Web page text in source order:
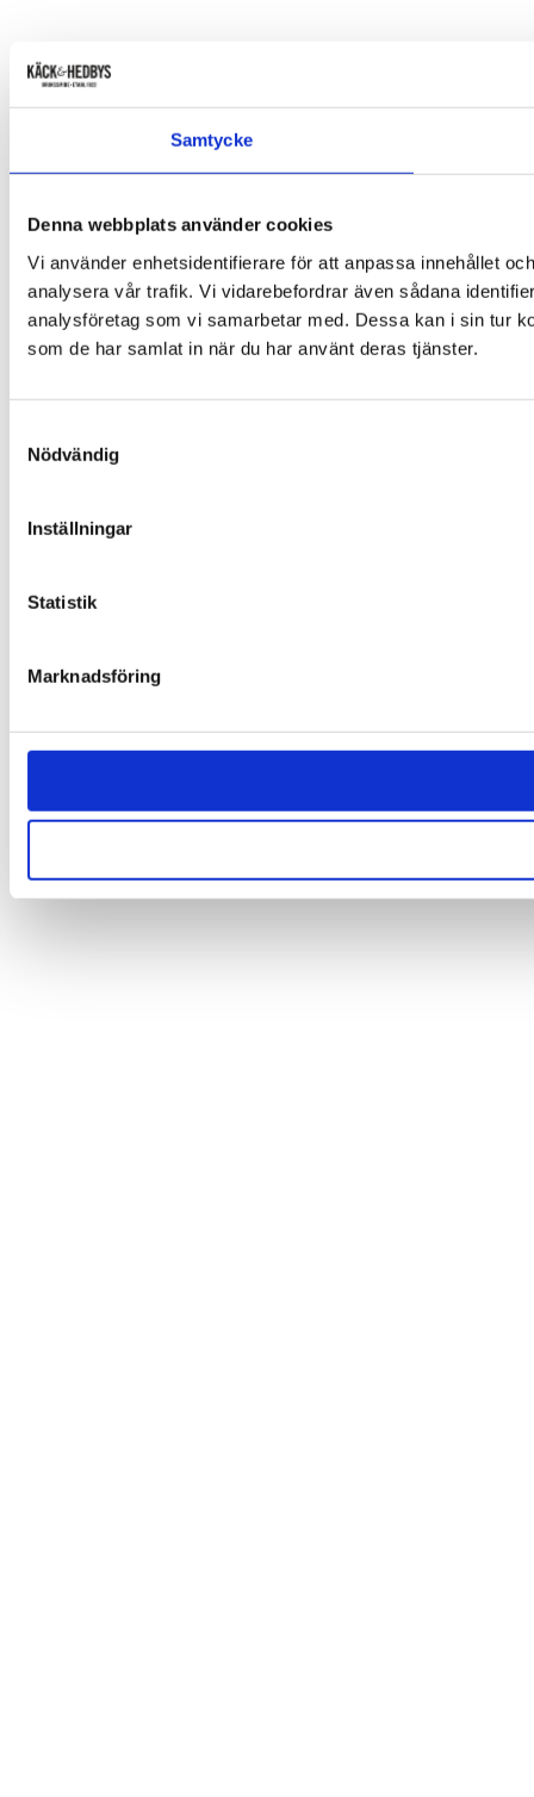
Samtycke
Denna webbplats använder cookies
Vi använder enhetsidentifierare för att anpassa innehållet
analysera vår trafik. Vi vidarebefordrar även sådana
analysföretag som vi samarbetar med. Dessa kan i sin tur
som de har samlat in när du har använt deras tjänster.
Nödvändig
Inställningar
Statistik
Marknadsföring